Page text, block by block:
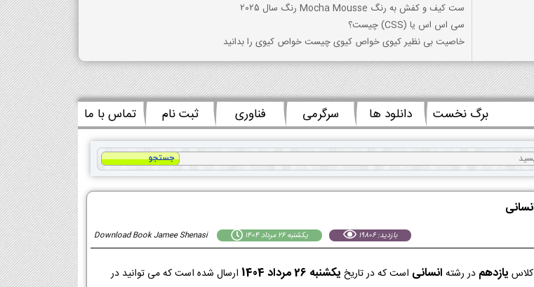
ست کیف و کفش به رنگ Mocha Mousse رنگ سال 2025
سی اس اس یا (CSS) چیست؟
خاصیت بی نظیر کیوی خواص کیوی چیست خواص کیوی را بدانید
برگ نخست دانلود ها سرگرمی فناوری ثبت نام تماس با ما
Download Book Jamee Shenasi يكشنبه 26 مرداد 1404 بازدید: 19806
یازدهم در رشته انسانی است که در تاریخ يكشنبه 26 مرداد 1404
ارسال شده است که می توانید در